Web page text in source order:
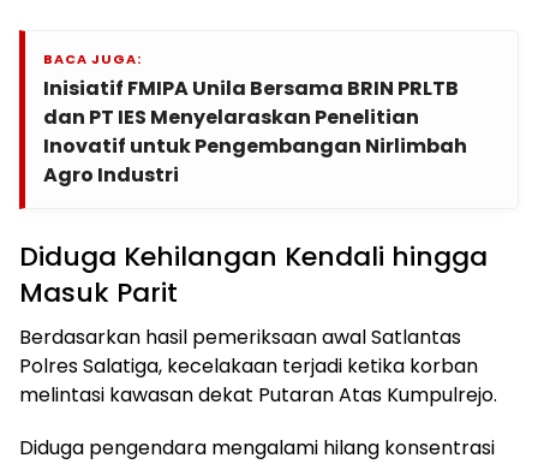
BACA JUGA:
Inisiatif FMIPA Unila Bersama BRIN PRLTB
dan PT IES Menyelaraskan Penelitian
Inovatif untuk Pengembangan Nirlimbah
Agro Industri
Diduga Kehilangan Kendali hingga
Masuk Parit
Berdasarkan hasil pemeriksaan awal Satlantas
Polres Salatiga, kecelakaan terjadi ketika korban
melintasi kawasan dekat Putaran Atas Kumpulrejo.
Diduga pengendara mengalami hilang konsentrasi